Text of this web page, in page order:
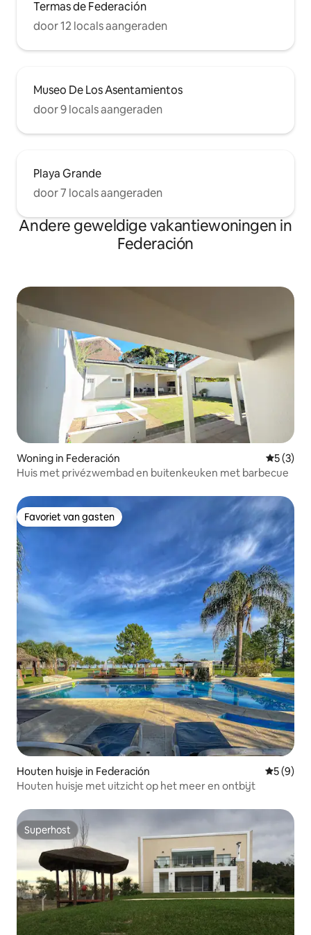
Termas de Federación
door 12 locals aangeraden
Museo De Los Asentamientos
door 9 locals aangeraden
Playa Grande
door 7 locals aangeraden
Andere geweldige vakantiewoningen in
Federación
Woning in Federación
5 (3)
Huis met privézwembad en buitenkeuken met barbecue
Favoriet van gasten
Favoriet van gasten
Houten huisje in Federación
5 (9)
Houten huisje met uitzicht op het meer en ontbijt
Superhost
Superhost